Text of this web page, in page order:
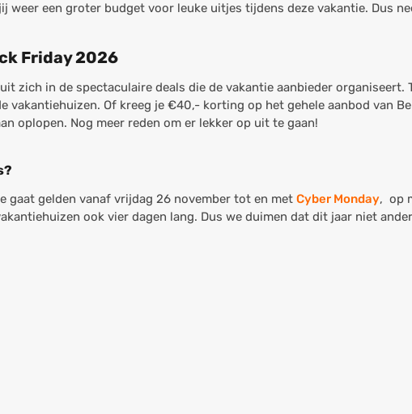
weer een groter budget voor leuke uitjes tijdens deze vakantie. Dus
Friday 2026
zich in de spectaculaire deals die de vakantie aanbieder
vakantiehuizen. Of kreeg je €40,- korting op het gehele aanbod van
oplopen. Nog meer reden om er lekker op uit te gaan!
gaat gelden vanaf vrijdag 26 november tot en met Cyber Monday, op
ook vier dagen lang. Dus we duimen dat dit jaar niet